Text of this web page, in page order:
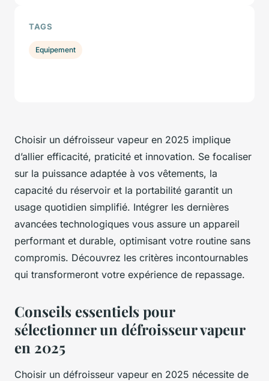
Choisir un défroisseur vapeur en 2025 implique
d’allier efficacité, praticité et innovation. Se focaliser
sur la puissance adaptée à vos vêtements, la
capacité du réservoir et la portabilité garantit un
usage quotidien simplifié. Intégrer les dernières
avancées technologiques vous assure un appareil
performant et durable, optimisant votre routine sans
compromis. Découvrez les critères incontournables
qui transformeront votre expérience de repassage.
Conseils essentiels pour
sélectionner un défroisseur vapeur
en 2025
Choisir un défroisseur vapeur en 2025 nécessite de
TAGS
Equipement